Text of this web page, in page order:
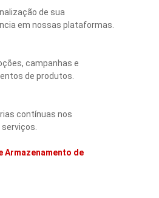
de sua
em nossas plataformas.
campanhas e
de produtos.
contínuas nos
Armazenamento de